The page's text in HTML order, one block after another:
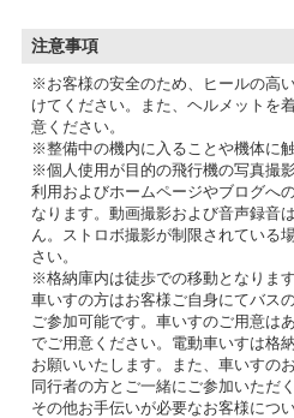
注意事項
※お客様の安全のため、ヒールの高
けてください。また、ヘルメットを
意ください。
※整備中の機内に入ることや機体に
※個人使用が目的の飛行機の写真撮
利用およびホームページやブログへ
なります。動画撮影および音声録音
ん。ストロボ撮影が制限されている
さい。
※格納庫内は徒歩での移動となります
車いすの方はお客様ご自身にてバス
ご参加可能です。車いすのご用意は
でご用意ください。電動車いすは格
お願いいたします。また、車いすの
同行者の方とご一緒にご参加いただ
その他お手伝いが必要なお客様につ